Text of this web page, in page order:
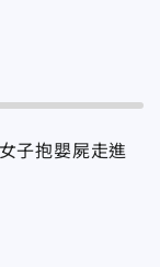
子抱嬰屍走進